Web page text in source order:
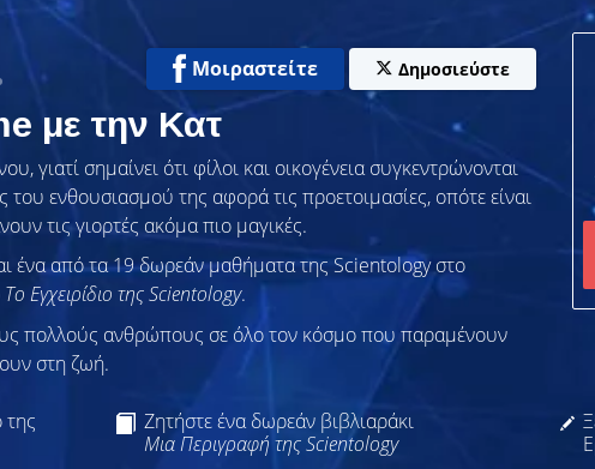
Μοιραστείτε Δημοσιεύστε
με την Κατ
γιατί σημαίνει ότι φίλοι και οικογένεια συγκεντρώνονται
ενθουσιασμού της αφορά τις προετοιμασίες, οπότε είναι
τις γιορτές ακόμα πιο μαγικές.
ένα από τα 19 δωρεάν μαθήματα της Scientology στο
Το Εγχειρίδιο της Scientology.
πολλούς ανθρώπους σε όλο τον κόσμο που παραμένουν
στη ζωή.
της
Ζητήστε ένα δωρεάν βιβλιαράκι
Μια Περιγραφή της Scientology